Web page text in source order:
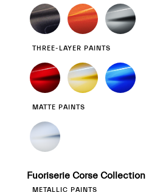
THREE-LAYER PAINTS
MATTE PAINTS
Fuoriserie Corse Collection
METALLIC PAINTS